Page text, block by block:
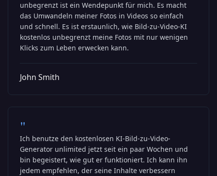
unbegrenzt ist ein Wendepunkt für mich. Es macht
das Umwandeln meiner Fotos in Videos so einfach
und schnell. Es ist erstaunlich, wie Bild-zu-Video-KI
kostenlos unbegrenzt meine Fotos mit nur wenigen
Klicks zum Leben erwecken kann.
John Smith
"
Ich benutze den kostenlosen KI-Bild-zu-Video-
Generator unlimited jetzt seit ein paar Wochen und
bin begeistert, wie gut er funktioniert. Ich kann ihn
jedem empfehlen, der seine Inhalte verbessern